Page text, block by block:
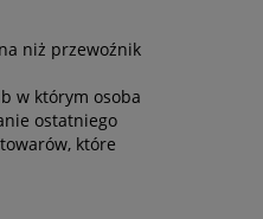
niż przewoźnik
w którym osoba
ostatniego
które